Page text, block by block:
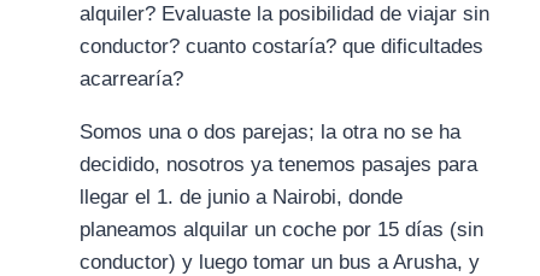
alquiler? Evaluaste la posibilidad de viajar sin
conductor? cuanto costaría? que dificultades
acarrearía?
Somos una o dos parejas; la otra no se ha
decidido, nosotros ya tenemos pasajes para
llegar el 1. de junio a Nairobi, donde
planeamos alquilar un coche por 15 días (sin
conductor) y luego tomar un bus a Arusha, y